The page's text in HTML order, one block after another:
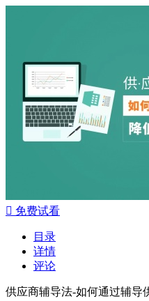
 免费试看
目录
详情
评论
供应商辅导法-如何通过辅导